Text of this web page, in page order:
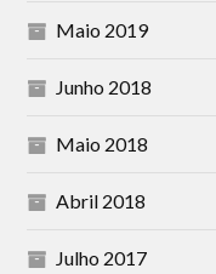
Maio 2019
Junho 2018
Maio 2018
Abril 2018
Julho 2017